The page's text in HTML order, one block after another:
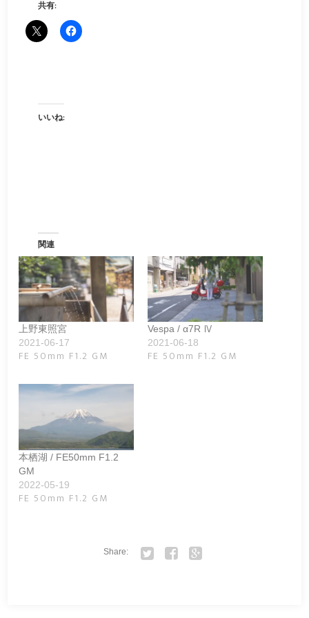
共有:
いいね:
関連
上野東照宮
2021-06-17
FE 50mm F1.2 GM
Vespa / α7R Ⅳ
2021-06-18
FE 50mm F1.2 GM
本栖湖 / FE50mm F1.2
GM
2022-05-19
FE 50mm F1.2 GM
Share: